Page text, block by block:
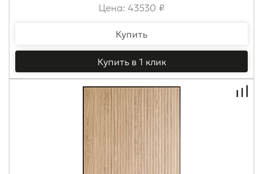
Цена: 43530 ₽
Купить
Купить в 1 клик